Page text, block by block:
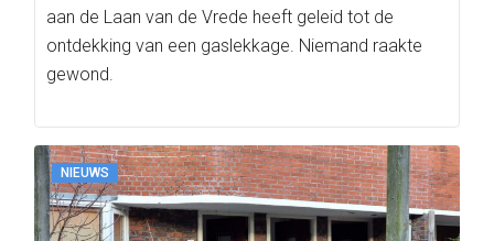
aan de Laan van de Vrede heeft geleid tot de
ontdekking van een gaslekkage. Niemand raakte
gewond.
NIEUWS